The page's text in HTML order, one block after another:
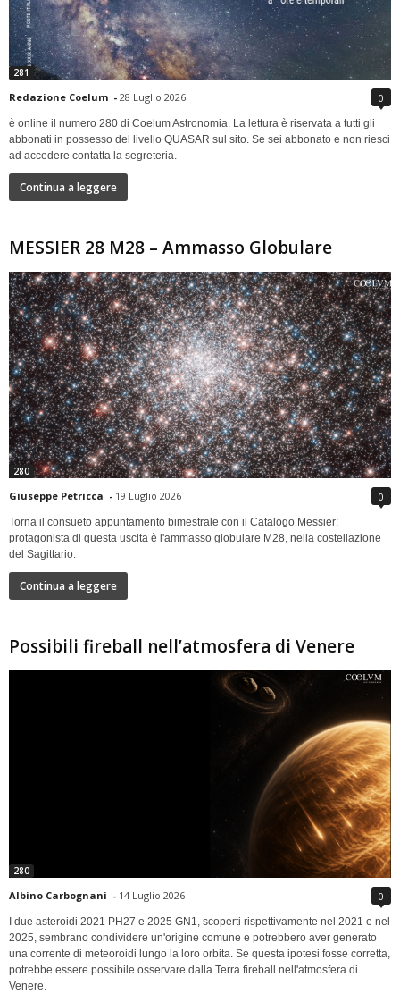
281
Redazione Coelum - 28 Luglio 2026 0
è online il numero 280 di Coelum Astronomia. La lettura è riservata a tutti gli
abbonati in possesso del livello QUASAR sul sito. Se sei abbonato e non riesci
ad accedere contatta la segreteria.
Continua a leggere
MESSIER 28 M28 – Ammasso Globulare
280
Giuseppe Petricca - 19 Luglio 2026 0
Torna il consueto appuntamento bimestrale con il Catalogo Messier:
protagonista di questa uscita è l'ammasso globulare M28, nella costellazione
del Sagittario.
Continua a leggere
Possibili fireball nell’atmosfera di Venere
280
Albino Carbognani - 14 Luglio 2026 0
I due asteroidi 2021 PH27 e 2025 GN1, scoperti rispettivamente nel 2021 e nel
2025, sembrano condividere un'origine comune e potrebbero aver generato
una corrente di meteoroidi lungo la loro orbita. Se questa ipotesi fosse corretta,
potrebbe essere possibile osservare dalla Terra fireball nell'atmosfera di
Venere.